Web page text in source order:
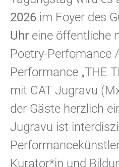
2026 im Foyer des
Uhr eine öffentliche
Poetry-Perfomance
Performance „THE
mit CAT Jugravu
der Gäste herzlich
Jugravu ist
Kurator*in und